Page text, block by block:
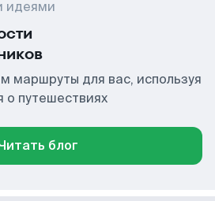
идеями
маршруты для вас, используя
о путешествиях
блог